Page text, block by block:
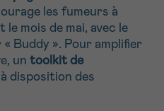
les fumeurs à
mois de mai, avec le
Buddy ». Pour amplifier
un toolkit de
disposition des